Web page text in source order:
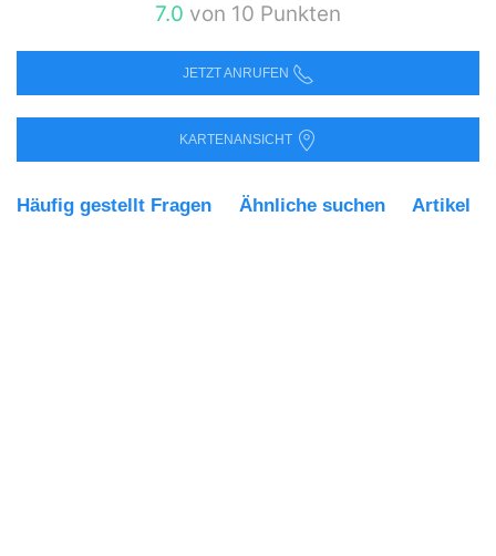
7.0 von 10 Punkten
JETZT ANRUFEN
KARTENANSICHT
Häufig gestellt Fragen Ähnliche suchen Artikel